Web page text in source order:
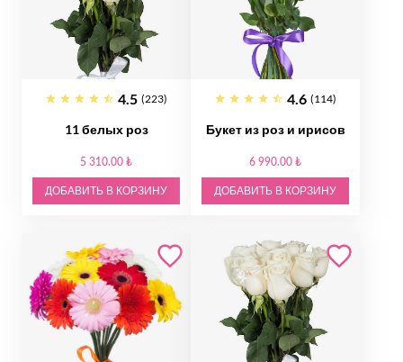
4.5 (223)
11 белых роз
5 310.00 ₺
ДОБАВИТЬ В КОРЗИНУ
4.6 (114)
Букет из роз и ирисов
6 990.00 ₺
ДОБАВИТЬ В КОРЗИНУ